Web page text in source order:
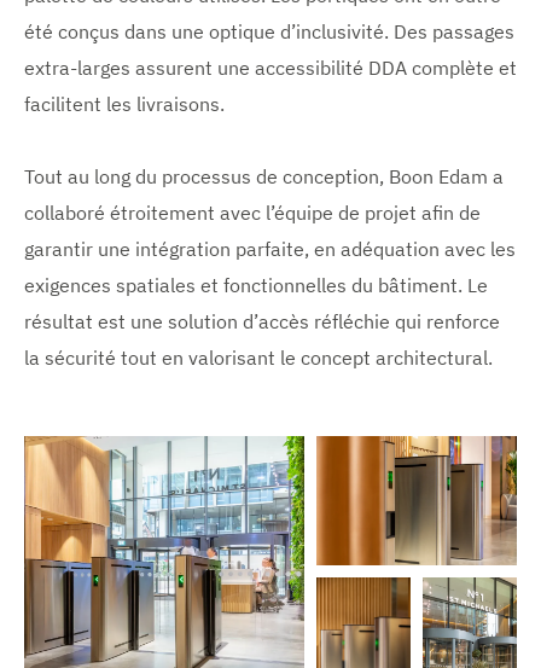
été conçus dans une optique d’inclusivité. Des passages
extra-larges assurent une accessibilité DDA complète et
facilitent les livraisons.
Tout au long du processus de conception, Boon Edam a
collaboré étroitement avec l’équipe de projet afin de
garantir une intégration parfaite, en adéquation avec les
exigences spatiales et fonctionnelles du bâtiment. Le
résultat est une solution d’accès réfléchie qui renforce
la sécurité tout en valorisant le concept architectural.
V
o
r